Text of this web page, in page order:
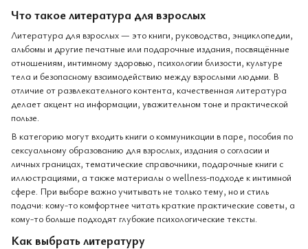
Что такое литература для взрослых
Литература для взрослых — это книги, руководства, энциклопедии,
альбомы и другие печатные или подарочные издания, посвящённые
отношениям, интимному здоровью, психологии близости, культуре
тела и безопасному взаимодействию между взрослыми людьми. В
отличие от развлекательного контента, качественная литература
делает акцент на информации, уважительном тоне и практической
пользе.
В категорию могут входить книги о коммуникации в паре, пособия по
сексуальному образованию для взрослых, издания о согласии и
личных границах, тематические справочники, подарочные книги с
иллюстрациями, а также материалы о wellness-подходе к интимной
сфере. При выборе важно учитывать не только тему, но и стиль
подачи: кому-то комфортнее читать краткие практические советы, а
кому-то больше подходят глубокие психологические тексты.
Как выбрать литературу